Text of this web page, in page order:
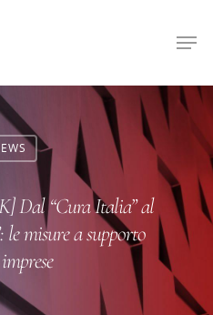
to close
Dal “Cura Italia” al
le misure a supporto